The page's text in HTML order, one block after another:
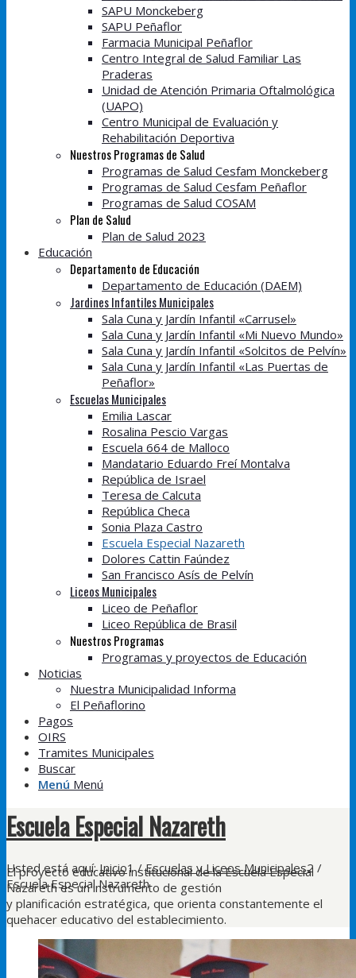
SAPU Monckeberg
SAPU Peñaflor
Farmacia Municipal Peñaflor
Centro Integral de Salud Familiar Las
Praderas
Unidad de Atención Primaria Oftalmológica
(UAPO)
Centro Municipal de Evaluación y
Rehabilitación Deportiva
Nuestros Programas de Salud
Programas de Salud Cesfam Monckeberg
Programas de Salud Cesfam Peñaflor
Programas de Salud COSAM
Plan de Salud
Plan de Salud 2023
Educación
Departamento de Educación
Departamento de Educación (DAEM)
Jardines Infantiles Municipales
Sala Cuna y Jardín Infantil «Carrusel»
Sala Cuna y Jardín Infantil «Mi Nuevo Mundo»
Sala Cuna y Jardín Infantil «Solcitos de Pelvín»
Sala Cuna y Jardín Infantil «Las Puertas de
Peñaflor»
Escuelas Municipales
Emilia Lascar
Rosalina Pescio Vargas
Escuela 664 de Malloco
Mandatario Eduardo Freí Montalva
República de Israel
Teresa de Calcuta
República Checa
Sonia Plaza Castro
Escuela Especial Nazareth
Dolores Cattin Faúndez
San Francisco Asís de Pelvín
Liceos Municipales
Liceo de Peñaflor
Liceo República de Brasil
Nuestros Programas
Programas y proyectos de Educación
Noticias
Nuestra Municipalidad Informa
El Peñaflorino
Pagos
OIRS
Tramites Municipales
Buscar
Menú Menú
Escuela Especial Nazareth
Usted está aquí: Inicio1 / Escuelas y Liceos Municipales2 /
Escuela Especial Nazareth
El proyecto educativo institucional de la Escuela Especial
Nazareth es un instrumento de gestión
y planificación estratégica, que orienta constantemente el
quehacer educativo del establecimiento.